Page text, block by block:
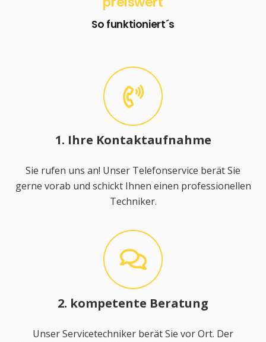
So funktioniert´s
1. Ihre Kontaktaufnahme
Sie rufen uns an! Unser Telefonservice berät Sie
gerne vorab und schickt Ihnen einen professionellen
Techniker.
2. kompetente Beratung
Unser Servicetechniker berät Sie vor Ort. Der